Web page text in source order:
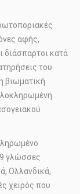
αφής,
διάσπαρτοι κατά
του
βιωματική
γλώσσες
Ολλανδικά,
χειρός που